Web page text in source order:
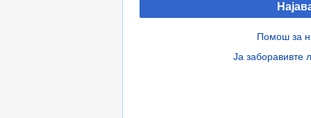
Помош за
Ја заборавивте